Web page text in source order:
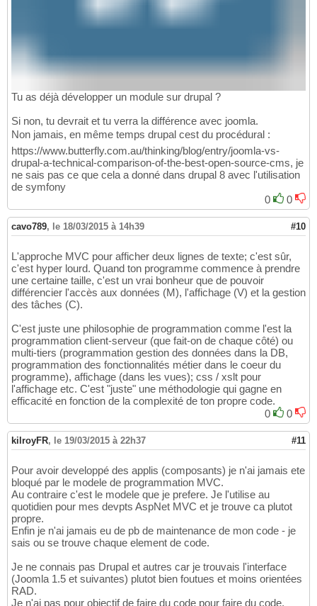
Tu as déjà développer un module sur drupal ?
Si non, tu devrait et tu verra la différence avec joomla.
Non jamais, en même temps drupal cest du procédural :
https://www.butterfly.com.au/thinking/blog/entry/joomla-vs-
drupal-a-technical-comparison-of-the-best-open-source-cms, je
ne sais pas ce que cela a donné dans drupal 8 avec l'utilisation
de symfony
0
0
cavo789, le 18/03/2015 à 14h39 #10
L'approche MVC pour afficher deux lignes de texte; c'est sûr,
c'est hyper lourd. Quand ton programme commence à prendre
une certaine taille, c'est un vrai bonheur que de pouvoir
différencier l'accès aux données (M), l'affichage (V) et la gestion
des tâches (C).
C'est juste une philosophie de programmation comme l'est la
programmation client-serveur (que fait-on de chaque côté) ou
multi-tiers (programmation gestion des données dans la DB,
programmation des fonctionnalités métier dans le coeur du
programme), affichage (dans les vues); css / xslt pour
l'affichage etc. C'est "juste" une méthodologie qui gagne en
efficacité en fonction de la complexité de ton propre code.
0
0
kilroyFR, le 19/03/2015 à 22h37 #11
Pour avoir developpé des applis (composants) je n'ai jamais ete
bloqué par le modele de programmation MVC.
Au contraire c'est le modele que je prefere. Je l'utilise au
quotidien pour mes devpts AspNet MVC et je trouve ca plutot
propre.
Enfin je n'ai jamais eu de pb de maintenance de mon code - je
sais ou se trouve chaque element de code.
Je ne connais pas Drupal et autres car je trouvais l'interface
(Joomla 1.5 et suivantes) plutot bien foutues et moins orientées
RAD.
Je n'ai pas pour objectif de faire du code pour faire du code,